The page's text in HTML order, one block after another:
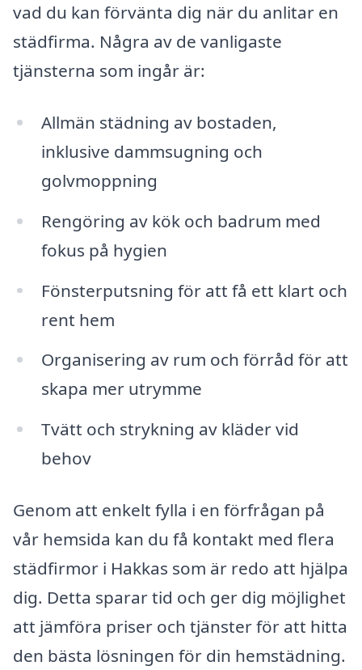
vad du kan förvänta dig när du anlitar en
städfirma. Några av de vanligaste
tjänsterna som ingår är:
Allmän städning av bostaden,
inklusive dammsugning och
golvmoppning
Rengöring av kök och badrum med
fokus på hygien
Fönsterputsning för att få ett klart och
rent hem
Organisering av rum och förråd för att
skapa mer utrymme
Tvätt och strykning av kläder vid
behov
Genom att enkelt fylla i en förfrågan på
vår hemsida kan du få kontakt med flera
städfirmor i Hakkas som är redo att hjälpa
dig. Detta sparar tid och ger dig möjlighet
att jämföra priser och tjänster för att hitta
den bästa lösningen för din hemstädning.